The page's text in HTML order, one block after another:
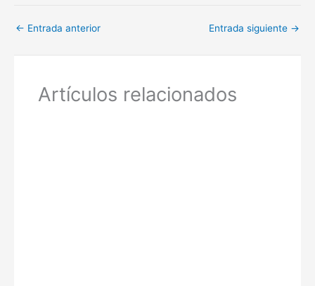
← Entrada anterior Entrada siguiente →
Artículos relacionados